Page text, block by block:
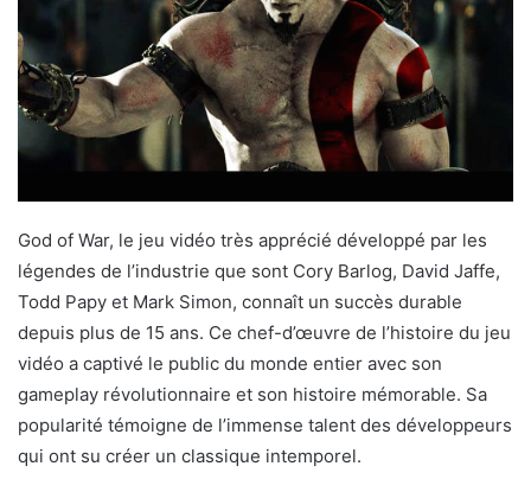
God of War, le jeu vidéo très apprécié développé par les
légendes de l’industrie que sont Cory Barlog, David Jaffe,
Todd Papy et Mark Simon, connaît un succès durable
depuis plus de 15 ans. Ce chef-d’œuvre de l’histoire du jeu
vidéo a captivé le public du monde entier avec son
gameplay révolutionnaire et son histoire mémorable. Sa
popularité témoigne de l’immense talent des développeurs
qui ont su créer un classique intemporel.